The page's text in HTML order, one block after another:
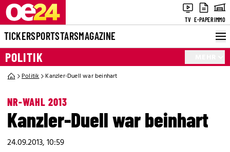
TV E-PAPERIMMO
TICKERSPORTSTARSMAGAZINE
POLITIK
Politik Kanzler-Duell war beinhart
NR-WAHL 2013
Kanzler-Duell war beinhart
24.09.2013, 10:59